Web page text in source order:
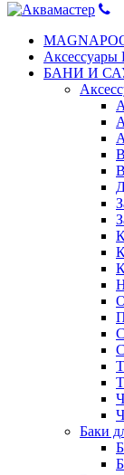
Аксессуары
БАНИ И
Баки